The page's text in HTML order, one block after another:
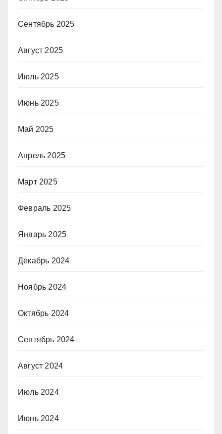
Сентябрь 2025
Август 2025
Июль 2025
Июнь 2025
Май 2025
Апрель 2025
Март 2025
Февраль 2025
Январь 2025
Декабрь 2024
Ноябрь 2024
Октябрь 2024
Сентябрь 2024
Август 2024
Июль 2024
Июнь 2024